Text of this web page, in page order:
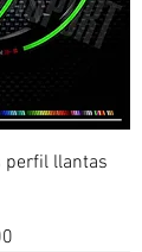
perfil llantas